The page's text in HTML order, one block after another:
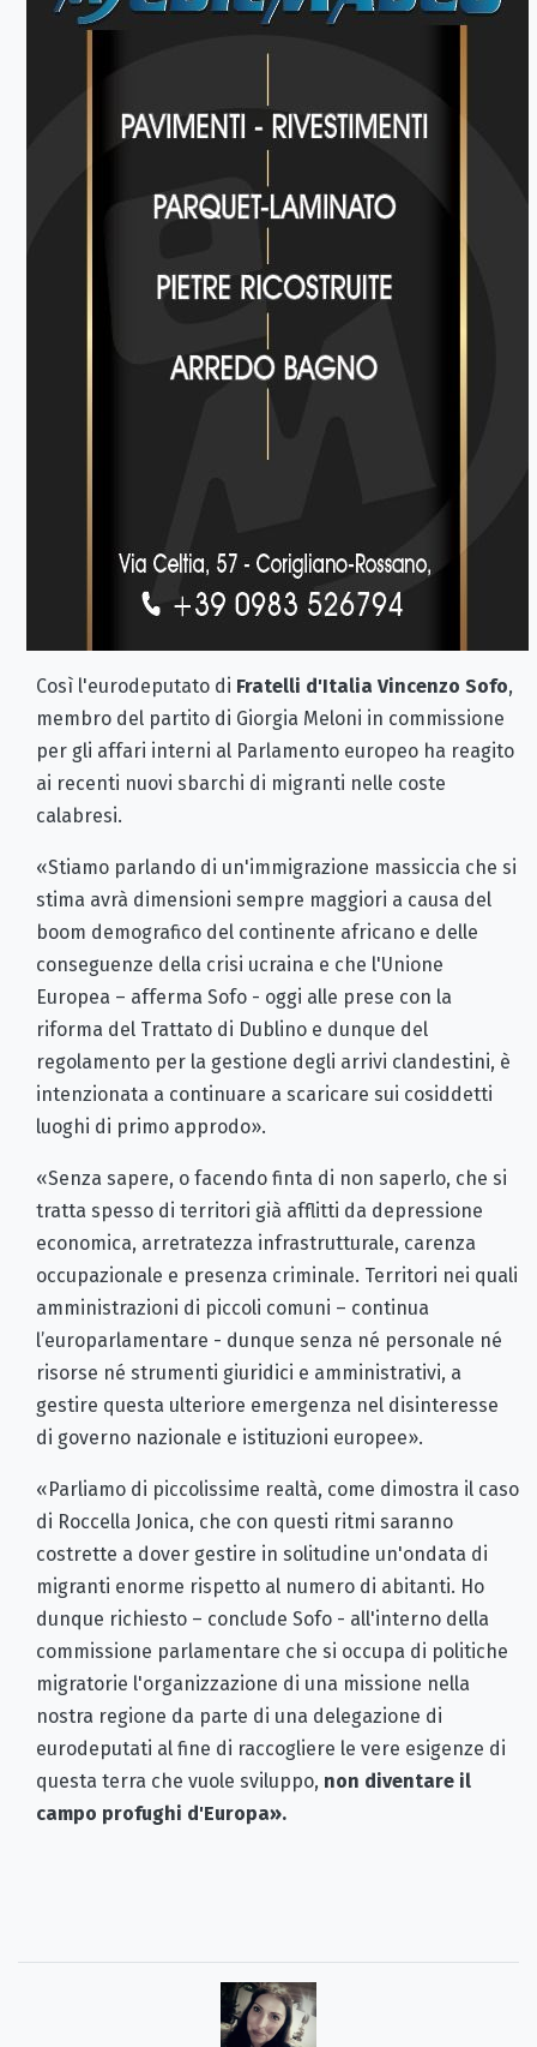
Così l'eurodeputato di Fratelli d'Italia Vincenzo Sofo,
membro del partito di Giorgia Meloni in commissione
per gli affari interni al Parlamento europeo ha reagito
ai recenti nuovi sbarchi di migranti nelle coste
calabresi.
«Stiamo parlando di un'immigrazione massiccia che si
stima avrà dimensioni sempre maggiori a causa del
boom demografico del continente africano e delle
conseguenze della crisi ucraina e che l'Unione
Europea – afferma Sofo - oggi alle prese con la
riforma del Trattato di Dublino e dunque del
regolamento per la gestione degli arrivi clandestini, è
intenzionata a continuare a scaricare sui cosiddetti
luoghi di primo approdo».
«Senza sapere, o facendo finta di non saperlo, che si
tratta spesso di territori già afflitti da depressione
economica, arretratezza infrastrutturale, carenza
occupazionale e presenza criminale. Territori nei quali
amministrazioni di piccoli comuni – continua
l’europarlamentare - dunque senza né personale né
risorse né strumenti giuridici e amministrativi, a
gestire questa ulteriore emergenza nel disinteresse
di governo nazionale e istituzioni europee».
«Parliamo di piccolissime realtà, come dimostra il caso
di Roccella Jonica, che con questi ritmi saranno
costrette a dover gestire in solitudine un'ondata di
migranti enorme rispetto al numero di abitanti. Ho
dunque richiesto – conclude Sofo - all'interno della
commissione parlamentare che si occupa di politiche
migratorie l'organizzazione di una missione nella
nostra regione da parte di una delegazione di
eurodeputati al fine di raccogliere le vere esigenze di
questa terra che vuole sviluppo, non diventare il
campo profughi d'Europa».